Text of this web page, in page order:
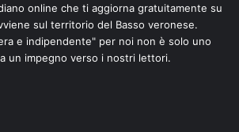
online che ti aggiorna gratuitamente su
sul territorio del Basso veronese.
e indipendente" per noi non è solo uno
un impegno verso i nostri lettori.